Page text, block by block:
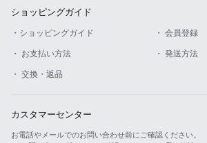
ショッピングガイド
・ショッピングガイド ・ 会員登録
・ お支払い方法 ・ 発送方法
・ 交換・返品
カスタマーセンター
お電話やメールでのお問い合わせ前にご確認ください。